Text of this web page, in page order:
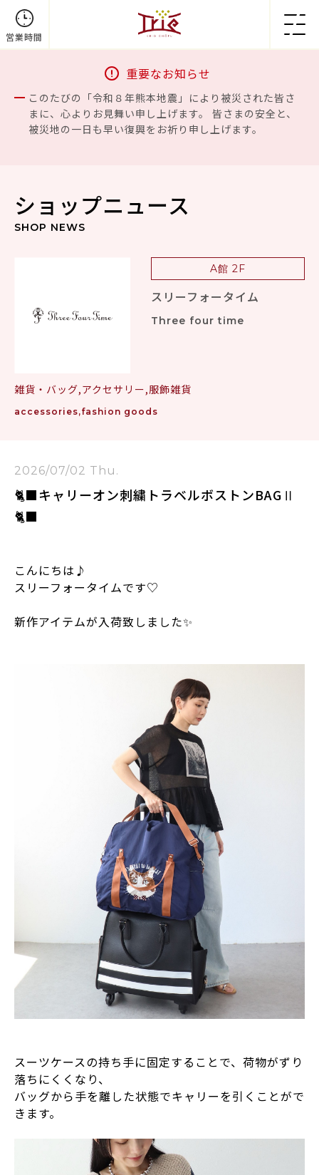
営業時間
重要なお知らせ
このたびの「令和８年熊本地震」により被災された皆さ
まに、心よりお見舞い申し上げます。 皆さまの安全と、
被災地の一日も早い復興をお祈り申し上げます。
ショップニュース
SHOP NEWS
A館 2F
スリーフォータイム
Three four time
雑貨・バッグ,アクセサリー,服飾雑貨
accessories,fashion goods
2026/07/02 Thu.
🐈‍⬛キャリーオン刺繍トラベルボストンBAGⅡ
🐈‍⬛
こんにちは♪
スリーフォータイムです♡
新作アイテムが入荷致しました✨
スーツケースの持ち手に固定することで、荷物がずり
落ちにくくなり、
バッグから手を離した状態でキャリーを引くことがで
きます。